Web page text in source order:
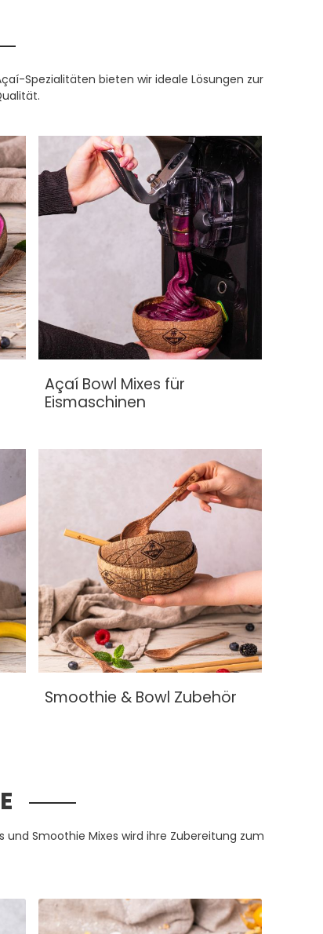
Spezialitäten bieten wir ideale Lösungen zur
Açaí Bowl Mixes für
Eismaschinen
Smoothie & Bowl Zubehör
und Smoothie Mixes wird ihre Zubereitung zum